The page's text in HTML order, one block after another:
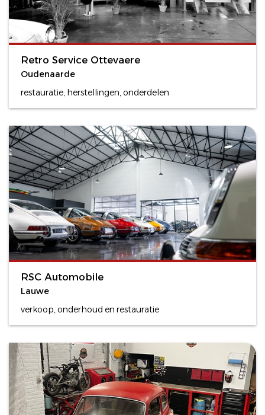
Retro Service Ottevaere
Oudenaarde
restauratie, herstellingen, onderdelen
RSC Automobile
Lauwe
verkoop, onderhoud en restauratie